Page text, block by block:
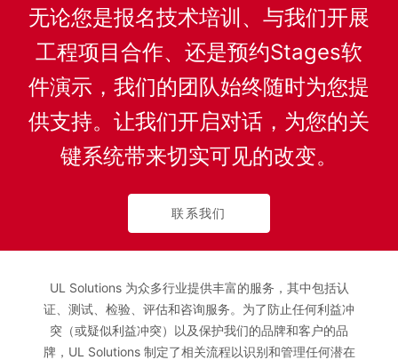
无论您是报名技术培训、与我们开展
工程项目合作、还是预约Stages软
件演示，我们的团队始终随时为您提
供支持。让我们开启对话，为您的关
键系统带来切实可见的改变。
联系我们
UL Solutions 为众多行业提供丰富的服务，其中包括认
证、测试、检验、评估和咨询服务。为了防止任何利益冲
突（或疑似利益冲突）以及保护我们的品牌和客户的品
牌，UL Solutions 制定了相关流程以识别和管理任何潜在